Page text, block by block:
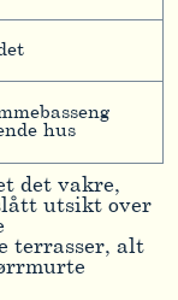
hus
det vakre,
utsikt over
terrasser, alt